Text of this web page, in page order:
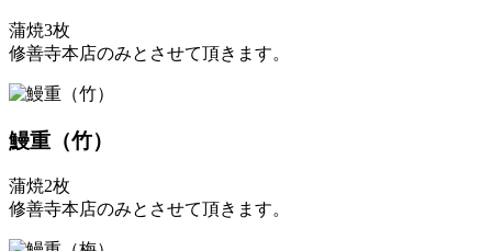
蒲焼3枚
修善寺本店のみとさせて頂きます。
鰻重（竹）
蒲焼2枚
修善寺本店のみとさせて頂きます。